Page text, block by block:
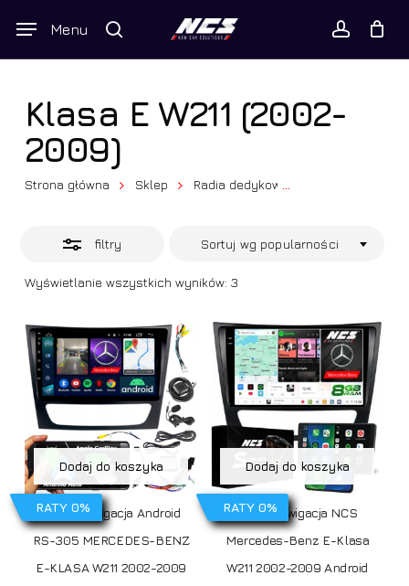
Wyszukiwarka
produktów
search account
Menu
Twój koszyk Close
Klasa E W211 (2002-
2009)
Strona główna Sklep Radia dedykowane ...
filtry
Wyświetlanie wszystkich wyników: 3Posortowane
Sortuj wg popularności
Close
RATY 0%
Dodaj do koszyka
Radio Nawigacja Android
RS-305 MERCEDES-BENZ
E-KLASA W211 2002-2009
RATY 0%
Dodaj do koszyka
Radio nawigacja NCS
Mercedes-Benz E-Klasa
W211 2002-2009 Android